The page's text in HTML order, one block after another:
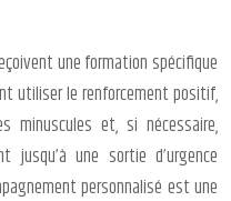
une formation spécifique
utiliser le renforcement positif,
minuscules et, si nécessaire,
jusqu’à une sortie d’urgence
personnalisé est une